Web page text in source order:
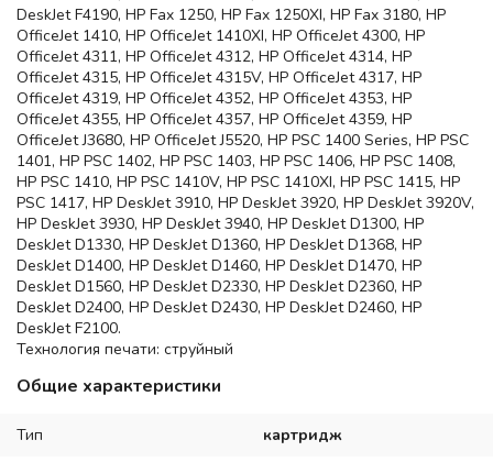
DeskJet F4190, HP Fax 1250, HP Fax 1250XI, HP Fax 3180, HP
OfficeJet 1410, HP OfficeJet 1410XI, HP OfficeJet 4300, HP
OfficeJet 4311, HP OfficeJet 4312, HP OfficeJet 4314, HP
OfficeJet 4315, HP OfficeJet 4315V, HP OfficeJet 4317, HP
OfficeJet 4319, HP OfficeJet 4352, HP OfficeJet 4353, HP
OfficeJet 4355, HP OfficeJet 4357, HP OfficeJet 4359, HP
OfficeJet J3680, HP OfficeJet J5520, HP PSC 1400 Series, HP PSC
1401, HP PSC 1402, HP PSC 1403, HP PSC 1406, HP PSC 1408,
HP PSC 1410, HP PSC 1410V, HP PSC 1410XI, HP PSC 1415, HP
PSC 1417, HP DeskJet 3910, HP DeskJet 3920, HP DeskJet 3920V,
HP DeskJet 3930, HP DeskJet 3940, HP DeskJet D1300, HP
DeskJet D1330, HP DeskJet D1360, HP DeskJet D1368, HP
DeskJet D1400, HP DeskJet D1460, HP DeskJet D1470, HP
DeskJet D1560, HP DeskJet D2330, HP DeskJet D2360, HP
DeskJet D2400, HP DeskJet D2430, HP DeskJet D2460, HP
DeskJet F2100.
Технология печати: струйный
Общие характеристики
Тип картридж